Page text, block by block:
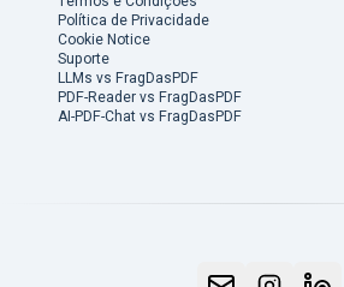
Política de Privacidade
Cookie Notice
Suporte
LLMs vs FragDasPDF
PDF-Reader vs FragDasPDF
AI-PDF-Chat vs FragDasPDF